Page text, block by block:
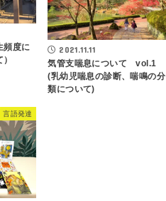
頻度に
2021.11.11
気管支喘息について vol.1
(乳幼児喘息の診断、喘鳴の分
類について)
言語発達